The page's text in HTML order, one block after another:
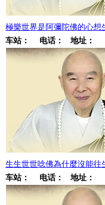
極樂世界是阿彌陀佛的心想
车站：
电话：
地址：
生生世世唸佛為什麼沒能往
车站：
电话：
地址：